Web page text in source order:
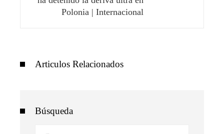
Polonia | Internacional
Articulos Relacionados
Búsqueda